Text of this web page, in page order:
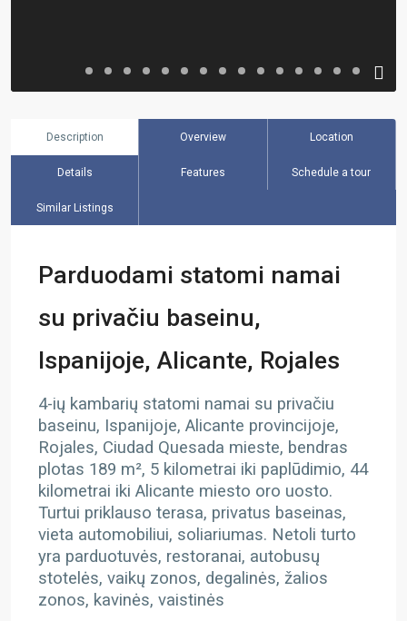
Description Overview Location
Details Features Schedule a tour
Similar Listings
Parduodami statomi namai
su privačiu baseinu,
Ispanijoje, Alicante, Rojales
4-ių kambarių statomi namai su privačiu
baseinu, Ispanijoje, Alicante provincijoje,
Rojales, Ciudad Quesada mieste, bendras
plotas 189 m², 5 kilometrai iki paplūdimio, 44
kilometrai iki Alicante miesto oro uosto.
Turtui priklauso terasa, privatus baseinas,
vieta automobiliui, soliariumas. Netoli turto
yra parduotuvės, restoranai, autobusų
stotelės, vaikų zonos, degalinės, žalios
zonos, kavinės, vaistinės